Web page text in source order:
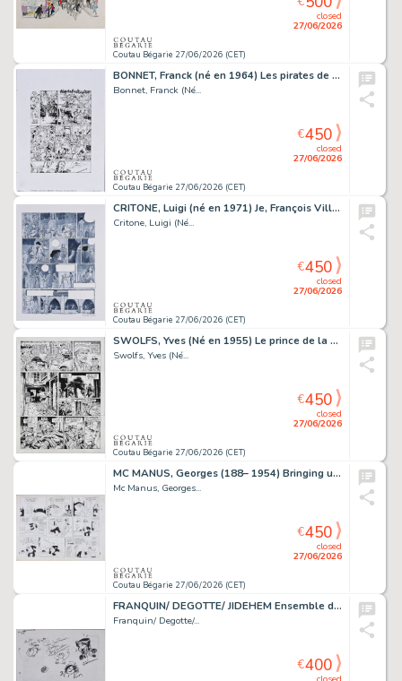
Coutau Bégarie 27/06/2026 (CET)
closed
27/06/2026
BONNET, Franck (né en 1964) Les pirates de Barbaria,...
Bonnet, Franck (Né...
Coutau Bégarie 27/06/2026 (CET)
closed
27/06/2026
€450
CRITONE, Luigi (né en 1971) Je, François Villon, Tome...
Critone, Luigi (Né...
Coutau Bégarie 27/06/2026 (CET)
closed
27/06/2026
€450
SWOLFS, Yves (Né en 1955) Le prince de la nuit, T2,...
Swolfs, Yves (Né...
Coutau Bégarie 27/06/2026 (CET)
closed
27/06/2026
€450
MC MANUS, Georges (188– 1954) Bringing up father /...
Mc Manus, Georges...
Coutau Bégarie 27/06/2026 (CET)
closed
27/06/2026
€450
FRANQUIN/ DEGOTTE/ JIDEHEM Ensemble de dessins-dédicaces...
Franquin/ Degotte/...
€400